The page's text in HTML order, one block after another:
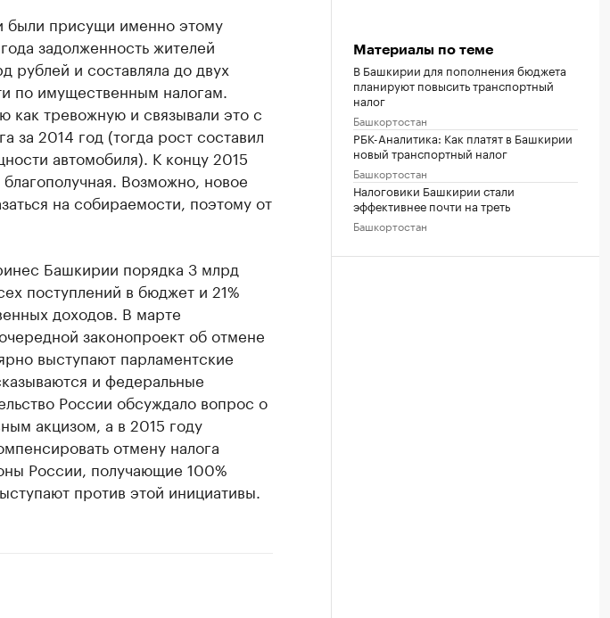
были присущи именно этому
задолженность жителей
рублей и составляла до двух
по имущественным налогам.
как тревожную и связывали это с
за 2014 год (тогда рост составил
автомобиля). К концу 2015
Возможно, новое
на собираемости, поэтому от
Башкирии порядка 3 млрд
поступлений в бюджет и 21%
доходов. В марте
законопроект об отмене
выступают парламентские
и федеральные
России обсуждало вопрос о
акцизом, а в 2015 году
отмену налога
России, получающие 100%
против этой инициативы.
Материалы по теме
В Башкирии для пополнения бюджета
планируют повысить транспортный
налог
Башкортостан
РБК-Аналитика: Как платят в Башкирии
новый транспортный налог
Башкортостан
Налоговики Башкирии стали
эффективнее почти на треть
Башкортостан